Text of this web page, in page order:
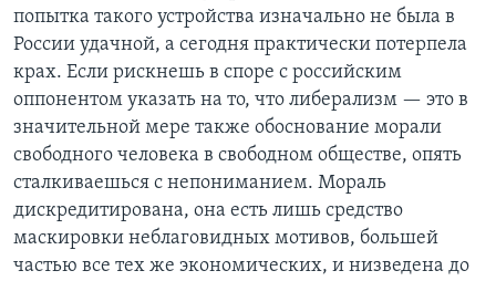
Языки
попытка такого устройства изначально не была в
России удачной, а сегодня практически потерпела
крах. Если рискнешь в споре с российским
оппонентом указать на то, что либерализм — это в
значительной мере также обоснование морали
свободного человека в свободном обществе, опять
сталкиваешься с непониманием. Мораль
дискредитирована, она есть лишь средство
маскировки неблаговидных мотивов, большей
частью все тех же экономических, и низведена до